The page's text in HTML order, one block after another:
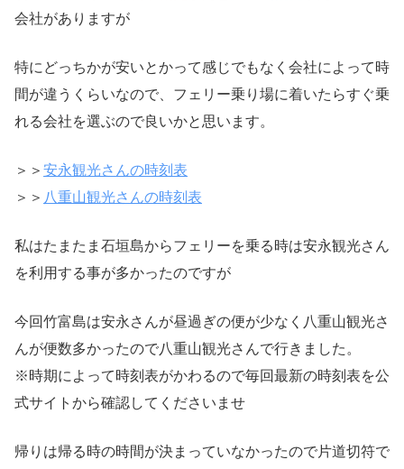
会社がありますが
特にどっちかが安いとかって感じでもなく会社によって時
間が違うくらいなので、フェリー乗り場に着いたらすぐ乗
れる会社を選ぶので良いかと思います。
＞＞ 安永観光さんの時刻表
＞＞ 八重山観光さんの時刻表
私はたまたま石垣島からフェリーを乗る時は安永観光さん
を利用する事が多かったのですが
今回竹富島は安永さんが昼過ぎの便が少なく八重山観光さ
んが便数多かったので八重山観光さんで行きました。
※時期によって時刻表がかわるので毎回最新の時刻表を公
式サイトから確認してくださいませ
帰りは帰る時の時間が決まっていなかったので片道切符で